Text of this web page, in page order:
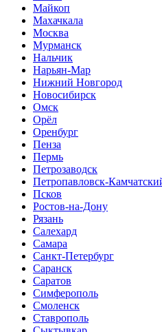
Майкоп
Махачкала
Москва
Мурманск
Нальчик
Нарьян-Мар
Нижний Новгород
Новосибирск
Омск
Орёл
Оренбург
Пенза
Пермь
Петрозаводск
Петропавловск-
Псков
Ростов-на-Дону
Рязань
Салехард
Самара
Санкт-Петербург
Саранск
Саратов
Симферополь
Смоленск
Ставрополь